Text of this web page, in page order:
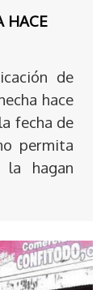
HACE
de
hace
fecha de
permita
la hagan